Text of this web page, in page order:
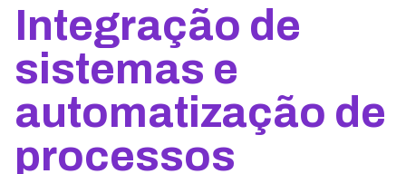
Integração de
sistemas e
automatização de
processos